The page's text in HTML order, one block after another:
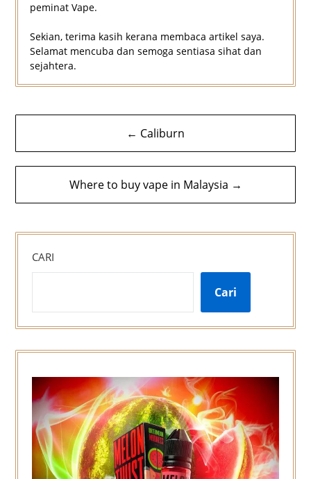
peminat Vape.
Sekian, terima kasih kerana membaca artikel saya.
Selamat mencuba dan semoga sentiasa sihat dan
sejahtera.
Navigasi
kiriman
← Caliburn
Where to buy vape in Malaysia →
CARI
Cari